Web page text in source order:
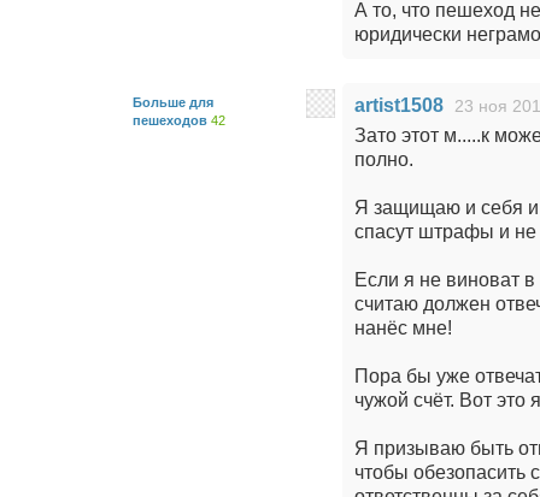
А то, что пешеход
юридически
Больше для
пешеходов 42
artist1508 23 ноя
Зато этот м.....к
полно.
Я защищаю и себя и
спасут штрафы и
Если я не виноват
считаю должен
нанёс мне!
Пора бы уже
чужой счёт. Вот это
Я призываю быть
чтобы